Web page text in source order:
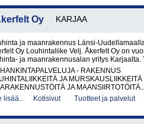
Oy KARJAA
ja maanrakennus Länsi-
Oy Louhintaliike Velj. Åkerfelt Oy on
ja maanrakennusalan yritys Karjaalta.
- RAKENNUS
JA MURSKAUSLIIKKEITÄ
JA MAANSIIRTOTÖITÄ..
lisää..
Kotisivut Tuotteet ja palvelut